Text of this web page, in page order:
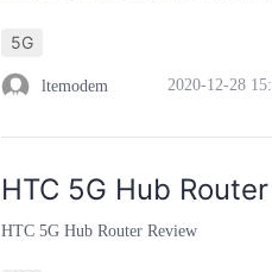
5G
ltemodem 2020-12-28
HTC 5G Hub
HTC 5G Hub Router Review